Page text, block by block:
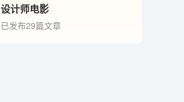
设计师电影
已发布29篇文章